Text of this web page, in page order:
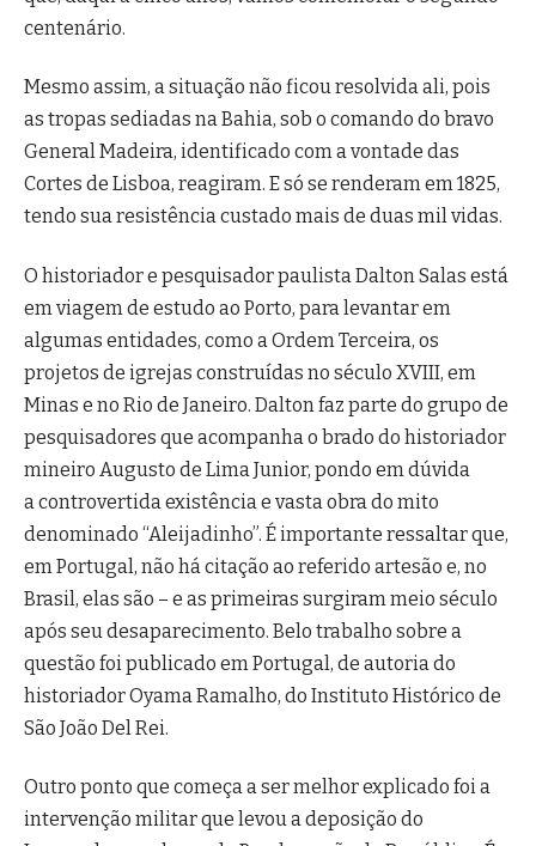
centenário.
Mesmo assim, a situação não ficou resolvida ali, pois
as tropas sediadas na Bahia, sob o comando do bravo
General Madeira, identificado com a vontade das
Cortes de Lisboa, reagiram. E só se renderam em 1825,
tendo sua resistência custado mais de duas mil vidas.
O historiador e pesquisador paulista Dalton Salas está
em viagem de estudo ao Porto, para levantar em
algumas entidades, como a Ordem Terceira, os
projetos de igrejas construídas no século XVIII, em
Minas e no Rio de Janeiro. Dalton faz parte do grupo de
pesquisadores que acompanha o brado do historiador
mineiro Augusto de Lima Junior, pondo em dúvida
a controvertida existência e vasta obra do mito
denominado “Aleijadinho”. É importante ressaltar que,
em Portugal, não há citação ao referido artesão e, no
Brasil, elas são – e as primeiras surgiram meio século
após seu desaparecimento. Belo trabalho sobre a
questão foi publicado em Portugal, de autoria do
historiador Oyama Ramalho, do Instituto Histórico de
São João Del Rei.
Outro ponto que começa a ser melhor explicado foi a
intervenção militar que levou a deposição do